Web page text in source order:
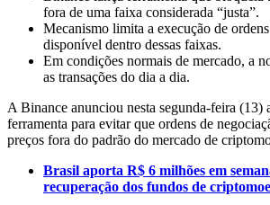
fora de uma faixa considerada “justa”.
Mecanismo limita a execução de
disponível dentro dessas faixas.
Em condições normais de mercado, a
as transações do dia a dia.
A Binance anunciou nesta segunda-feira (13)
ferramenta para evitar que ordens de
preços fora do padrão do mercado de
Brasil aporta R$ 6 milhões em
recuperação dos fundos de